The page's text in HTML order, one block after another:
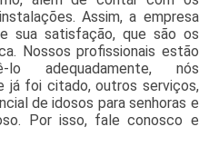
Assim, a empresa
sua satisfação, que são os
Nossos profissionais estão
adequadamente, nós
já foi citado, outros serviços,
de idosos para senhoras e
Por isso, fale conosco e